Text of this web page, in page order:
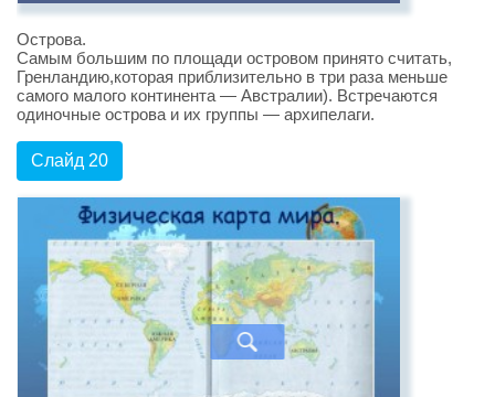
Острова.
Самым большим по площади островом принято считать,
Гренландию,которая приблизительно в три раза меньше
самого малого континента — Австралии). Встречаются
одиночные острова и их группы — архипелаги.
Слайд 20